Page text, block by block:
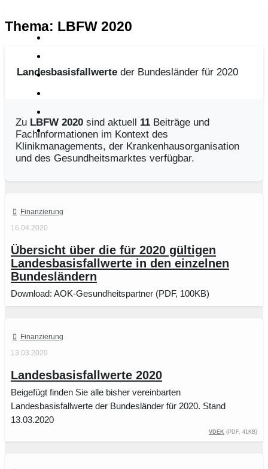
Thema: LBFW 2020
Landesbasisfallwerte der Bundesländer für 2020
Zu LBFW 2020 sind aktuell 11 Beiträge und
Fachinformationen im Kontext des
Klinikmanagements, der Krankenhausorganisation
und des Gesundheitsmarktes verfügbar.
Finanzierung
16.04.2020
Übersicht über die für 2020 gültigen
Landesbasisfallwerte in den einzelnen
Bundesländern
Download: AOK-Gesundheitspartner (PDF, 100KB)
Finanzierung
13.03.2020
Landesbasisfallwerte 2020
Beigefügt finden Sie alle bisher vereinbarten
Landesbasisfallwerte der Bundesländer für 2020. Stand
13.03.2020
vdek (PDF, 41KB)